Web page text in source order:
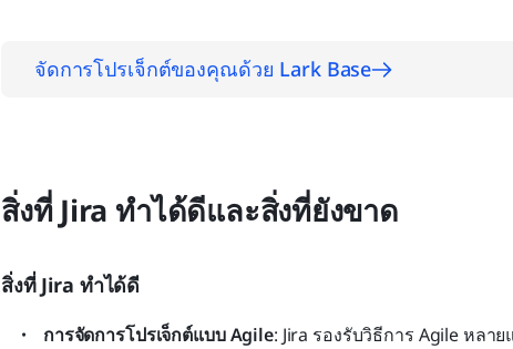
จัดการโปรเจ็กต์ของคุณด้วย Lark Base
สิ่งที่ Jira ทำได้ดีและสิ่งที่ยังขาด
สิ่งที่ Jira ทำได้ดี
การจัดการโปรเจ็กต์แบบ Agile: Jira รองรับวิธีการ Agile หลา